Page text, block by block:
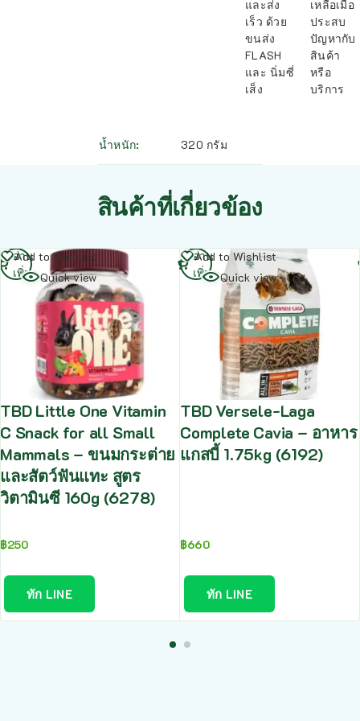
และส่ง
เร็ว ด้วย
ขนส่ง
FLASH
และ นิ่มซี่
เส็ง
เหลือเมื่อ
ประสบ
ปัญหากับ
สินค้า
หรือ
บริการ
น้ำหนัก 320 กรัม
สินค้าที่เกี่ยวข้อง
Add to Wishlist
Quick view
TBD Little One Vitamin
C Snack for all Small
Mammals – ขนมกระต่าย
และสัตว์ฟันแทะ สูตร
วิตามินซี 160g (6278)
฿250
ทัก LINE
อ่าน
เพิ่ม
Add to Wishlist
Quick view
TBD Versele-Laga
Complete Cavia – อาหาร
แกสบี้ 1.75kg (6192)
฿660
ทัก LINE
อ่าน
เพิ่ม